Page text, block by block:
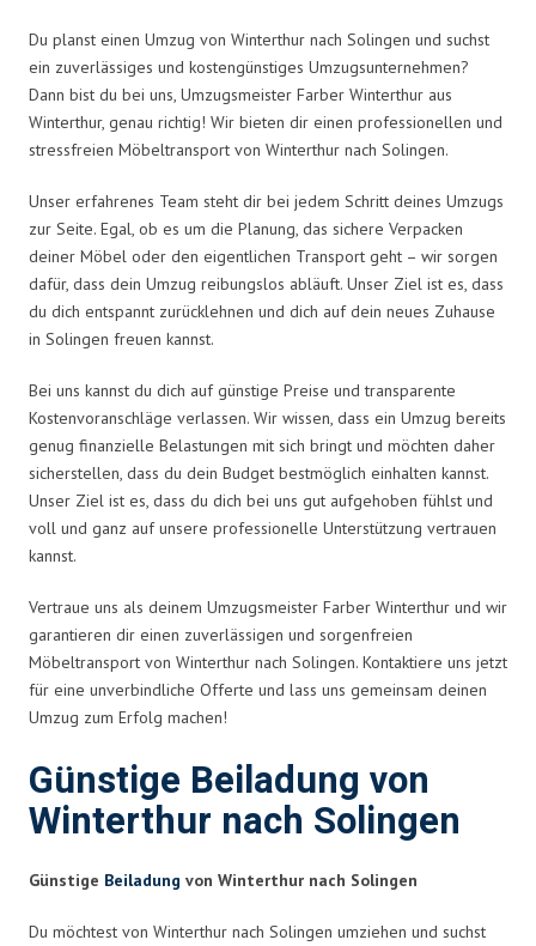
Du planst einen Umzug von Winterthur nach Solingen und suchst
ein zuverlässiges und kostengünstiges Umzugsunternehmen?
Dann bist du bei uns, Umzugsmeister Farber Winterthur aus
Winterthur, genau richtig! Wir bieten dir einen professionellen und
stressfreien Möbeltransport von Winterthur nach Solingen.
Unser erfahrenes Team steht dir bei jedem Schritt deines Umzugs
zur Seite. Egal, ob es um die Planung, das sichere Verpacken
deiner Möbel oder den eigentlichen Transport geht – wir sorgen
dafür, dass dein Umzug reibungslos abläuft. Unser Ziel ist es, dass
du dich entspannt zurücklehnen und dich auf dein neues Zuhause
in Solingen freuen kannst.
Bei uns kannst du dich auf günstige Preise und transparente
Kostenvoranschläge verlassen. Wir wissen, dass ein Umzug bereits
genug finanzielle Belastungen mit sich bringt und möchten daher
sicherstellen, dass du dein Budget bestmöglich einhalten kannst.
Unser Ziel ist es, dass du dich bei uns gut aufgehoben fühlst und
voll und ganz auf unsere professionelle Unterstützung vertrauen
kannst.
Vertraue uns als deinem Umzugsmeister Farber Winterthur und wir
garantieren dir einen zuverlässigen und sorgenfreien
Möbeltransport von Winterthur nach Solingen. Kontaktiere uns jetzt
für eine unverbindliche Offerte und lass uns gemeinsam deinen
Umzug zum Erfolg machen!
Günstige Beiladung von
Winterthur nach Solingen
Günstige Beiladung von Winterthur nach Solingen
Du möchtest von Winterthur nach Solingen umziehen und suchst